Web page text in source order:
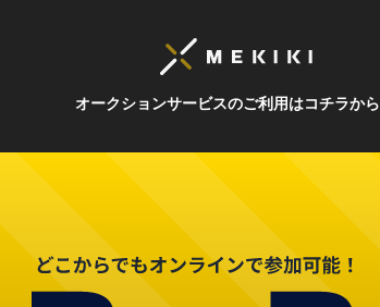
オークションサービスのご利用はコチラから